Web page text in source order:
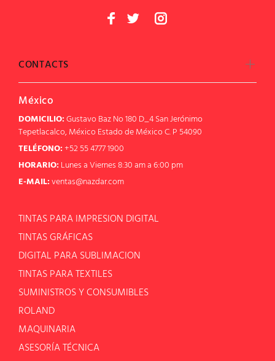
CONTACTS
México
DOMICILIO:Gustavo Baz No 180 D_4 San Jerónimo
Tepetlacalco, México Estado de México C. P 54090
TELÉFONO:+52 55 4777 1900
HORARIO: Lunes a Viernes 8:30 am a 6:00 pm
E-MAIL:ventas@nazdar.com
TINTAS PARA IMPRESION DIGITAL
TINTAS GRÁFICAS
DIGITAL PARA SUBLIMACION
TINTAS PARA TEXTILES
SUMINISTROS Y CONSUMIBLES
ROLAND
MAQUINARIA
ASESORÍA TÉCNICA